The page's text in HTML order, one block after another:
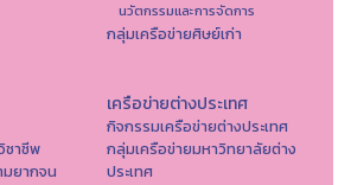
นวัตกรรมและการจัดการ
กลุ่มเครือข่ายศิษย์เก่า
ชาชีพ
ยากจน
เครือข่ายต่างประเทศ
กิจกรรมเครือข่ายต่างประเทศ
กลุ่มเครือข่ายมหาวิทยาลัยต่าง
ประเทศ